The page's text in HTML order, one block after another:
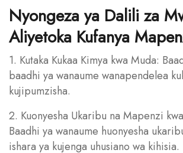
Nyongeza ya Dalili za
Aliyetoka Kufanya
1. Kutaka Kukaa Kimya kwa Muda:
baadhi ya wanaume wanapendelea
kujipumzisha.
2. Kuonyesha Ukaribu na Mapenzi
Baadhi ya wanaume huonyesha
ishara ya kujenga uhusiano wa kihisia.